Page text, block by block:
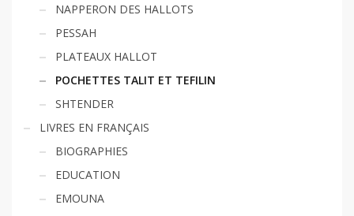
NAPPERON DES HALLOTS
PESSAH
PLATEAUX HALLOT
POCHETTES TALIT ET TEFILIN
SHTENDER
LIVRES EN FRANÇAIS
BIOGRAPHIES
EDUCATION
EMOUNA